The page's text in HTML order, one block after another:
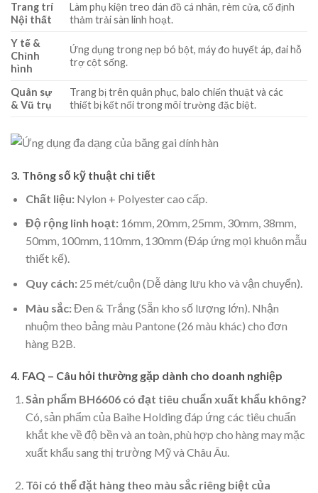
Trang trí
Nội thất
Làm phụ kiện treo dán đồ cá nhân, rèm cửa, cố định
thảm trải sàn linh hoạt.
Y tế &
Chỉnh
hình
Ứng dụng trong nẹp bó bột, máy đo huyết áp, đai hỗ
trợ cột sống.
Quân sự
& Vũ trụ
Trang bị trên quân phục, balo chiến thuật và các
thiết bị kết nối trong môi trường đặc biệt.
3. Thông số kỹ thuật chi tiết
Chất liệu:Nylon + Polyester cao cấp.
Độ rộng linh hoạt:16mm, 20mm, 25mm, 30mm, 38mm,
50mm, 100mm, 110mm, 130mm (Đáp ứng mọi khuôn mẫu
thiết kế).
Quy cách:25 mét/cuộn (Dễ dàng lưu kho và vận chuyển).
Màu sắc:Đen & Trắng (Sẵn kho số lượng lớn). Nhận
nhuộm theo bảng màu Pantone (26 màu khác) cho đơn
hàng B2B.
4. FAQ – Câu hỏi thường gặp dành cho doanh nghiệp
Sản phẩm BH6606 có đạt tiêu chuẩn xuất khẩu không?
Có, sản phẩm của Baihe Holding đáp ứng các tiêu chuẩn
khắt khe về độ bền và an toàn, phù hợp cho hàng may mặc
xuất khẩu sang thị trường Mỹ và Châu Âu.
Tôi có thể đặt hàng theo màu sắc riêng biệt của